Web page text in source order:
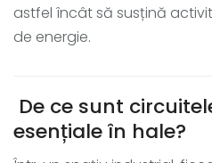
astfel încât să susțină
de energie.
De ce sunt
esențiale în hale?